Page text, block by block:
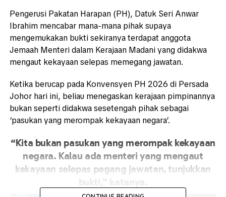
Pengerusi Pakatan Harapan (PH), Datuk Seri Anwar
Ibrahimmencabar mana-mana pihak supaya
mengemukakan bukti sekiranya terdapat anggota
Jemaah Menteri dalam Kerajaan Madani yang didakwa
mengaut kekayaan selepas memegang jawatan.
Ketika berucap pada Konvensyen PH 2026 di Persada
Johor hari ini, beliau menegaskan kerajaan pimpinannya
bukan seperti didakwa sesetengah pihak sebagai
‘pasukan yang merompak kekayaan negara’.
“Kita bukan pasukan yang merompak kekayaan
negara. Kalau ada menteri yang mengaut
kekayaan selepas pegang jawatan, tunjukkan